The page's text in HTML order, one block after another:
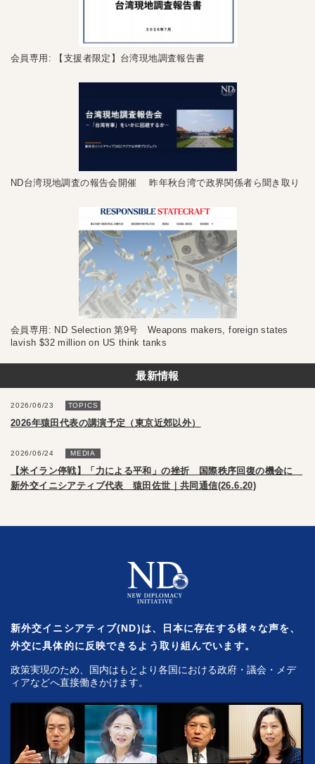
会員専用: 【支援者限定】台湾現地調査報告書
ND台湾現地調査の報告会開催 昨年秋台湾で政界関係者ら聞き取り
会員専用: ND Selection 第9号 Weapons makers, foreign states
lavish $32 million on US think tanks
最新情報
2026/06/23 TOPICS
2026年猿田代表の講演予定（東京近郊以外）
2026/06/24 MEDIA
【米イラン停戦】「力による平和」の挫折 国際秩序回復の機会に
新外交イニシアティブ代表 猿田佐世｜共同通信(26.6.20)
新外交イニシアティブ(ND)は、日本に存在する様々な声を、
外交に具体的に反映できるよう取り組んでいます。
政策実現のため、国内はもとより各国における政府・議会・メデ
ィアなどへ直接働きかけます。